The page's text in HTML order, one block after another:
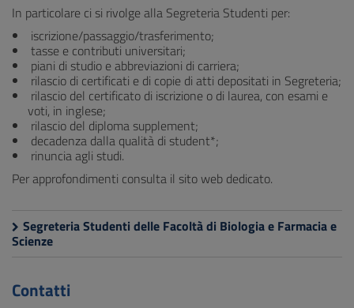
In particolare ci si rivolge alla Segreteria Studenti per:
iscrizione/passaggio/trasferimento;
tasse e contributi universitari;
piani di studio e abbreviazioni di carriera;
rilascio di certificati e di copie di atti depositati in Segreteria;
rilascio del certificato di iscrizione o di laurea, con esami e
voti, in inglese;
rilascio del diploma supplement;
decadenza dalla qualità di student*;
rinuncia agli studi.
Per approfondimenti consulta il sito web dedicato.
Segreteria Studenti delle Facoltà di Biologia e Farmacia e
Scienze
Contatti